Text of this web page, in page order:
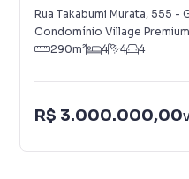
Rua Takabumi Murata, 555 -
Condomínio Village Premium
290m² 4 4 4
R$ 3.000.000,00